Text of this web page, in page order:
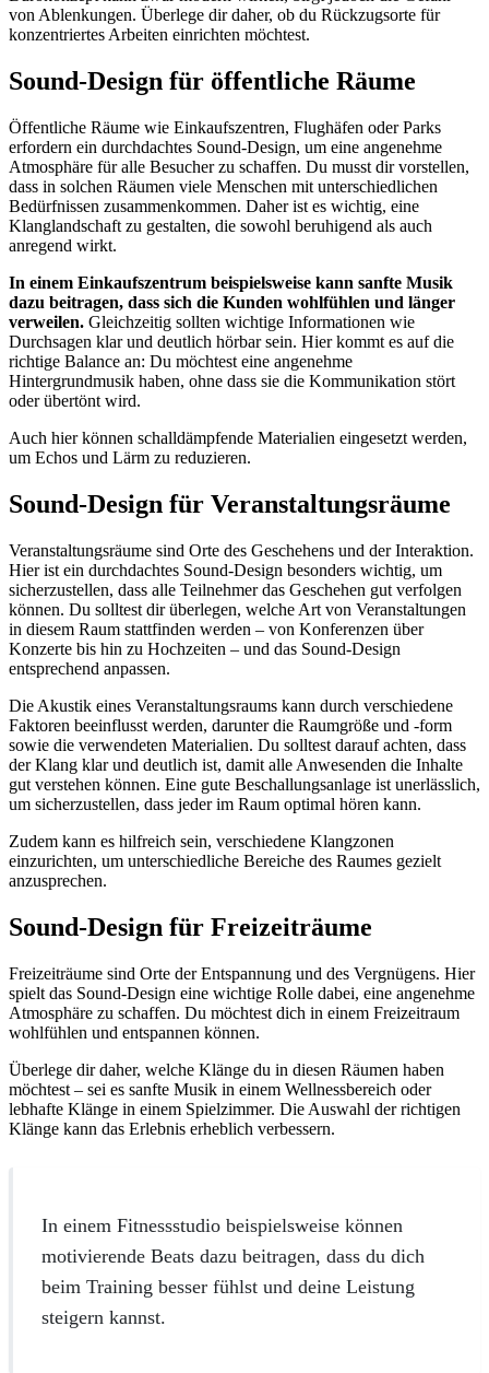
von Ablenkungen. Überlege dir daher, ob du Rückzugsorte für
konzentriertes Arbeiten einrichten möchtest.
Sound-Design für öffentliche Räume
Öffentliche Räume wie Einkaufszentren, Flughäfen oder Parks
erfordern ein durchdachtes Sound-Design, um eine angenehme
Atmosphäre für alle Besucher zu schaffen. Du musst dir vorstellen,
dass in solchen Räumen viele Menschen mit unterschiedlichen
Bedürfnissen zusammenkommen. Daher ist es wichtig, eine
Klanglandschaft zu gestalten, die sowohl beruhigend als auch
anregend wirkt.
In einem Einkaufszentrum beispielsweise kann sanfte Musik
dazu beitragen, dass sich die Kunden wohlfühlen und länger
verweilen. Gleichzeitig sollten wichtige Informationen wie
Durchsagen klar und deutlich hörbar sein. Hier kommt es auf die
richtige Balance an: Du möchtest eine angenehme
Hintergrundmusik haben, ohne dass sie die Kommunikation stört
oder übertönt wird.
Auch hier können schalldämpfende Materialien eingesetzt werden,
um Echos und Lärm zu reduzieren.
Sound-Design für Veranstaltungsräume
Veranstaltungsräume sind Orte des Geschehens und der Interaktion.
Hier ist ein durchdachtes Sound-Design besonders wichtig, um
sicherzustellen, dass alle Teilnehmer das Geschehen gut verfolgen
können. Du solltest dir überlegen, welche Art von Veranstaltungen
in diesem Raum stattfinden werden – von Konferenzen über
Konzerte bis hin zu Hochzeiten – und das Sound-Design
entsprechend anpassen.
Die Akustik eines Veranstaltungsraums kann durch verschiedene
Faktoren beeinflusst werden, darunter die Raumgröße und -form
sowie die verwendeten Materialien. Du solltest darauf achten, dass
der Klang klar und deutlich ist, damit alle Anwesenden die Inhalte
gut verstehen können. Eine gute Beschallungsanlage ist unerlässlich,
um sicherzustellen, dass jeder im Raum optimal hören kann.
Zudem kann es hilfreich sein, verschiedene Klangzonen
einzurichten, um unterschiedliche Bereiche des Raumes gezielt
anzusprechen.
Sound-Design für Freizeiträume
Freizeiträume sind Orte der Entspannung und des Vergnügens. Hier
spielt das Sound-Design eine wichtige Rolle dabei, eine angenehme
Atmosphäre zu schaffen. Du möchtest dich in einem Freizeitraum
wohlfühlen und entspannen können.
Überlege dir daher, welche Klänge du in diesen Räumen haben
möchtest – sei es sanfte Musik in einem Wellnessbereich oder
lebhafte Klänge in einem Spielzimmer. Die Auswahl der richtigen
Klänge kann das Erlebnis erheblich verbessern.
In einem Fitnessstudio beispielsweise können
motivierende Beats dazu beitragen, dass du dich
beim Training besser fühlst und deine Leistung
steigern kannst.